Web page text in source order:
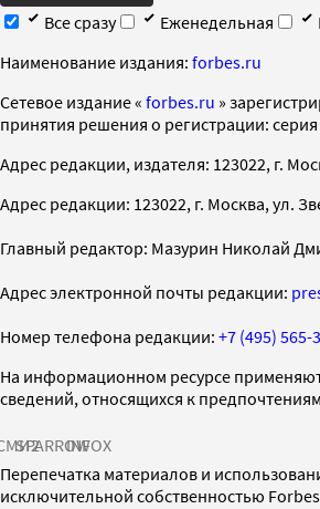
Все сразу
Еженедельная
Наименование издания: forbes.ru
Cетевое издание « forbes.ru »
принятия решения о регистрации:
Адрес редакции, издателя: 123022, г.
Адрес редакции: 123022, г. Москва, ул.
Главный редактор: Мазурин Николай
Адрес электронной почты редакции:
Номер телефона редакции: +7 (495) 565-
На информационном ресурсе
сведений, относящихся к
SPARROWINFOX
Перепечатка материалов и
исключительной собственностью